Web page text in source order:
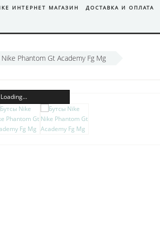
ИНТЕРНЕТ МАГАЗИН ДОСТАВКА И ОПЛАТА
Phantom Gt Academy Fg Mg
Loading...